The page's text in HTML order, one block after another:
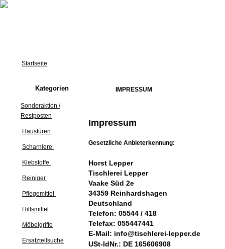
Startseite
Kategorien
Sonderaktion /
Restposten
Haustüren
Scharniere
Klebstoffe
Reiniger
Pflegemittel
Hilfsmittel
Möbelgriffe
Ersatzteilsuche
IMPRESSUM
Impressum
Gesetzliche Anbieterkennung:
Horst Lepper
Tischlerei Lepper
Vaake Süd 2e
34359 Reinhardshagen
Deutschland
Telefon: 05544 / 418
Telefax: 055447441
E-Mail: info@tischlerei-lepper.de
USt-IdNr.: DE 165606908